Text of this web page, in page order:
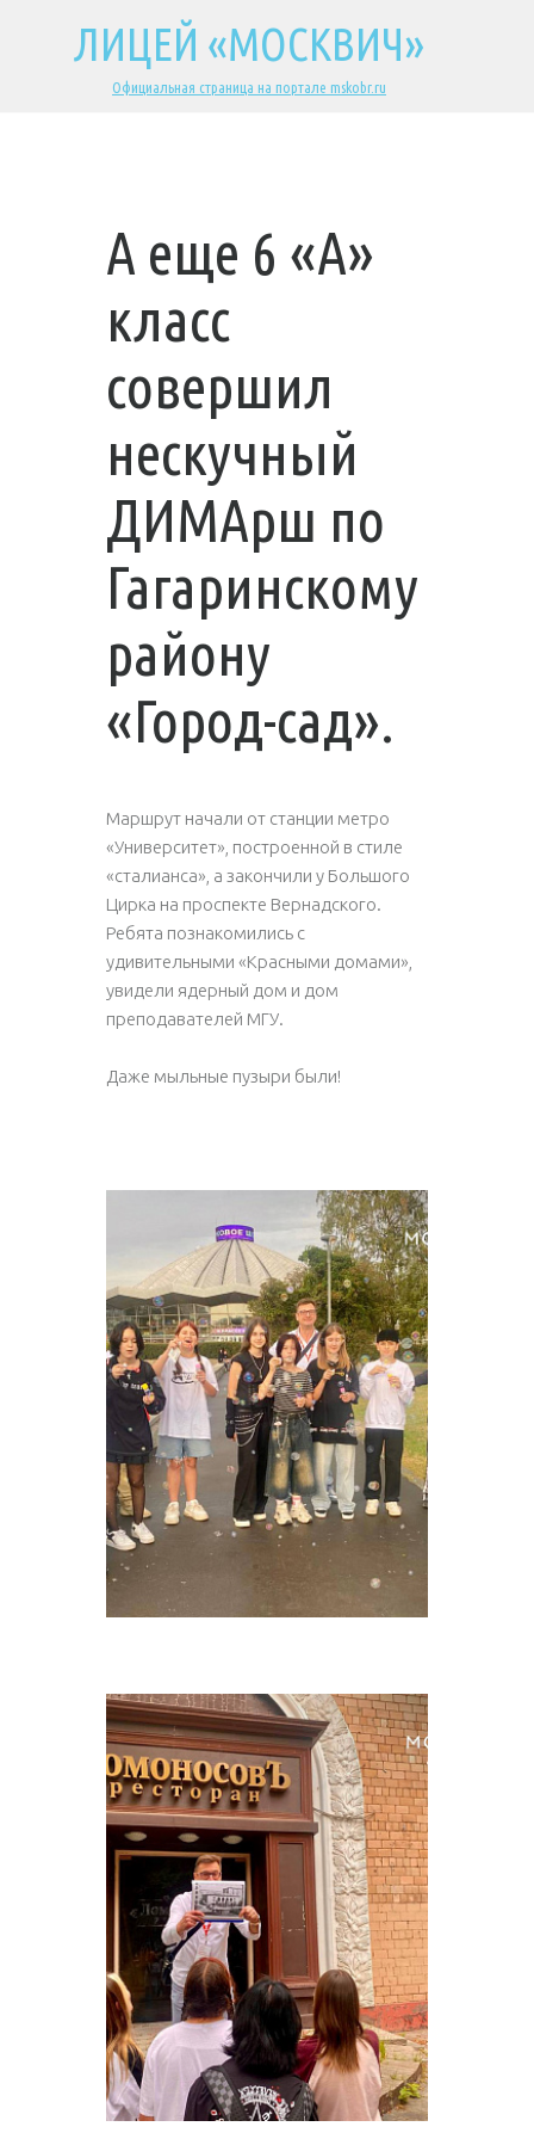
ЛИЦЕЙ «МОСКВИЧ»
Официальная страница на портале mskobr.ru
А еще 6 «А»
класс
совершил
нескучный
ДИМАрш по
Гагаринскому
району
«Город-сад».
Маршрут начали от станции метро
«Университет», построенной в стиле
«сталианса», а закончили у Большого
Цирка на проспекте Вернадского.
Ребята познакомились с
удивительными «Красными домами»,
увидели ядерный дом и дом
преподавателей МГУ.
Даже мыльные пузыри были!